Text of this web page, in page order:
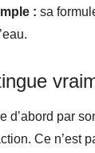
: sa
d’abord par
Ce n’est